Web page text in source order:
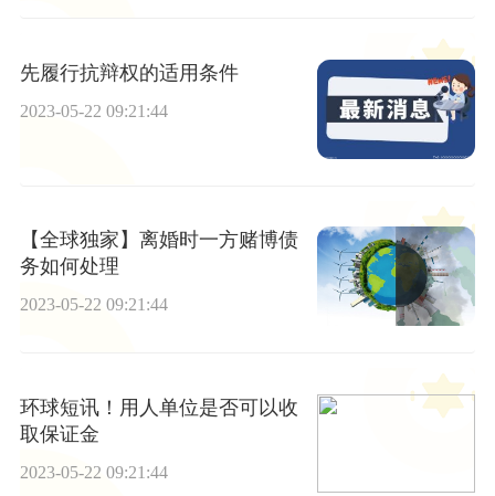
先履行抗辩权的适用条件
2023-05-22 09:21:44
【全球独家】离婚时一方赌博债
务如何处理
2023-05-22 09:21:44
环球短讯！用人单位是否可以收
取保证金
2023-05-22 09:21:44